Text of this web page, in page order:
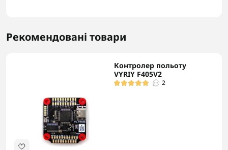
Рекомендовані товари
Контролер польоту
VYRIY F405V2
2